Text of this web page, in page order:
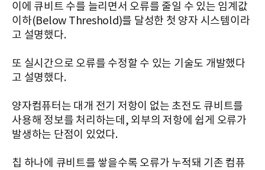
이에 큐비트 수를 늘리면서 오류를 줄일 수 있는 임계값
이하(Below Threshold)를 달성한 첫 양자 시스템이라
고 설명했다.
또 실시간으로 오류를 수정할 수 있는 기술도 개발했다
고 설명했다.
양자컴퓨터는 대개 전기 저항이 없는 초전도 큐비트를
사용해 정보를 처리하는데, 외부의 저항에 쉽게 오류가
발생하는 단점이 있었다.
칩 하나에 큐비트를 쌓을수록 오류가 누적돼 기존 컴퓨